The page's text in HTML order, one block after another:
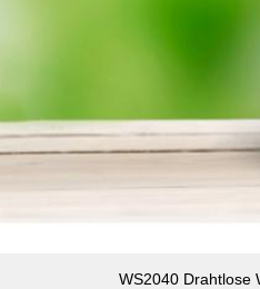
WS2040 Drahtlose